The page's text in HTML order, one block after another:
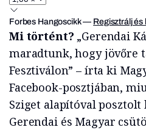
Forbes Hangoscikk— Regisztrálj és
Mi történt? „Gerendai
maradtunk, hogy jövőre
Fesztiválon” – írta ki
Facebook-posztjában,
Sziget alapítóval posztolt
Gerendai és Magyar